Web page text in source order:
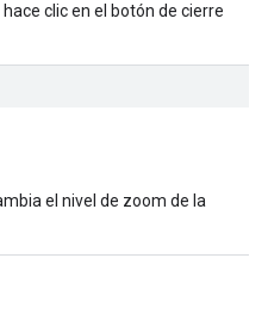
clic en el botón de cierre
el nivel de zoom de la